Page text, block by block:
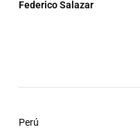
Federico Salazar
Perú